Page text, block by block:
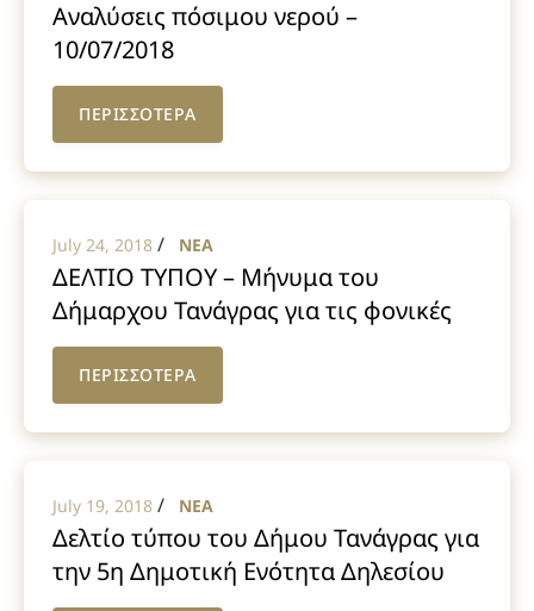
Αναλύσεις πόσιμου νερού –
10/07/2018
ΠΕΡΙΣΣΟΤΕΡΑ
July 24, 2018 / NEA
ΔΕΛΤΙΟ ΤΥΠΟΥ – Μήνυμα του
Δήμαρχου Τανάγρας για τις φονικές
πυρκαγιές
ΠΕΡΙΣΣΟΤΕΡΑ
July 19, 2018 / NEA
Δελτίο τύπου του Δήμου Τανάγρας για
την 5η Δημοτική Ενότητα Δηλεσίου